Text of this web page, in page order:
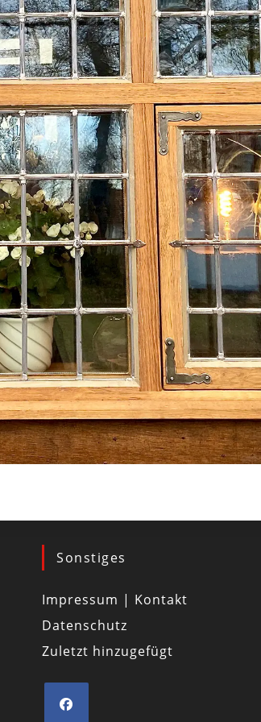
Sonstiges
Impressum | Kontakt
Datenschutz
Zuletzt hinzugefügt